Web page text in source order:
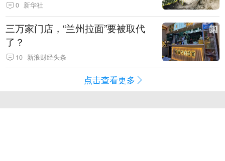
0 新华社
三万家门店，“兰州拉面”要被取代
了？
10 新浪财经头条
点击查看更多